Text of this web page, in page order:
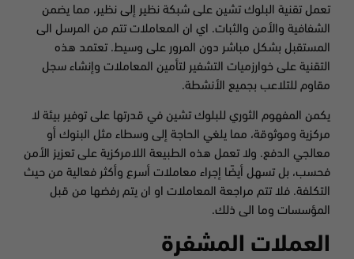
تعمل تقنية البلوك تشين على شبكة نظير إلى نظير، مما يضمن
الشفافية والأمن والثبات. اي ان المعاملات تتم من المرسل الى
المستقبل بشكل مباشر دون المرور على وسيط. تعتمد هذه
التقنية على خوارزميات التشفير لتأمين المعاملات وإنشاء سجل
مقاوم للتلاعب بجميع الأنشطة.
يكمن المفهوم الثوري للبلوك تشين في قدرتها على توفير بيئة لا
مركزية وموثوقة، مما يلغي الحاجة إلى وسطاء مثل البنوك أو
معالجي الدفع. ولا تعمل هذه الطبيعة اللامركزية على تعزيز الأمن
فحسب، بل تسهل أيضًا إجراء معاملات أسرع وأكثر فعالية من حيث
التكلفة. فلا تتم مراجعة المعاملات او ان يتم رفضها من قبل
المؤسسات وما الى ذلك.
العملات المشفرة